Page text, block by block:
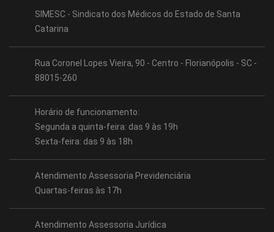
SIMESC - Sindicato dos Médicos do Estado de Santa
Catarina
Rua Coronel Lopes Vieira, 90 - Centro - Florianópolis - SC -
88015-260
Horário de funcionamento:
Segunda a quinta-feira: das 9 às 19h
Sexta-feira: das 9 às 18h
Atendimento Assessoria Previdenciária
Quartas-feiras às 17h
Atendimento Assessoria Jurídica